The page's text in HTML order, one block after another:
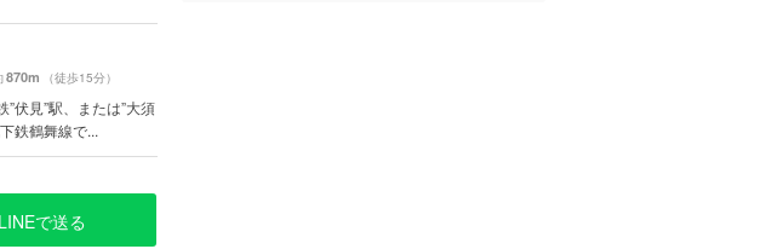
870m （徒歩15分）
伏見”駅、または”大須
鉄鶴舞線で...
LINEで送る